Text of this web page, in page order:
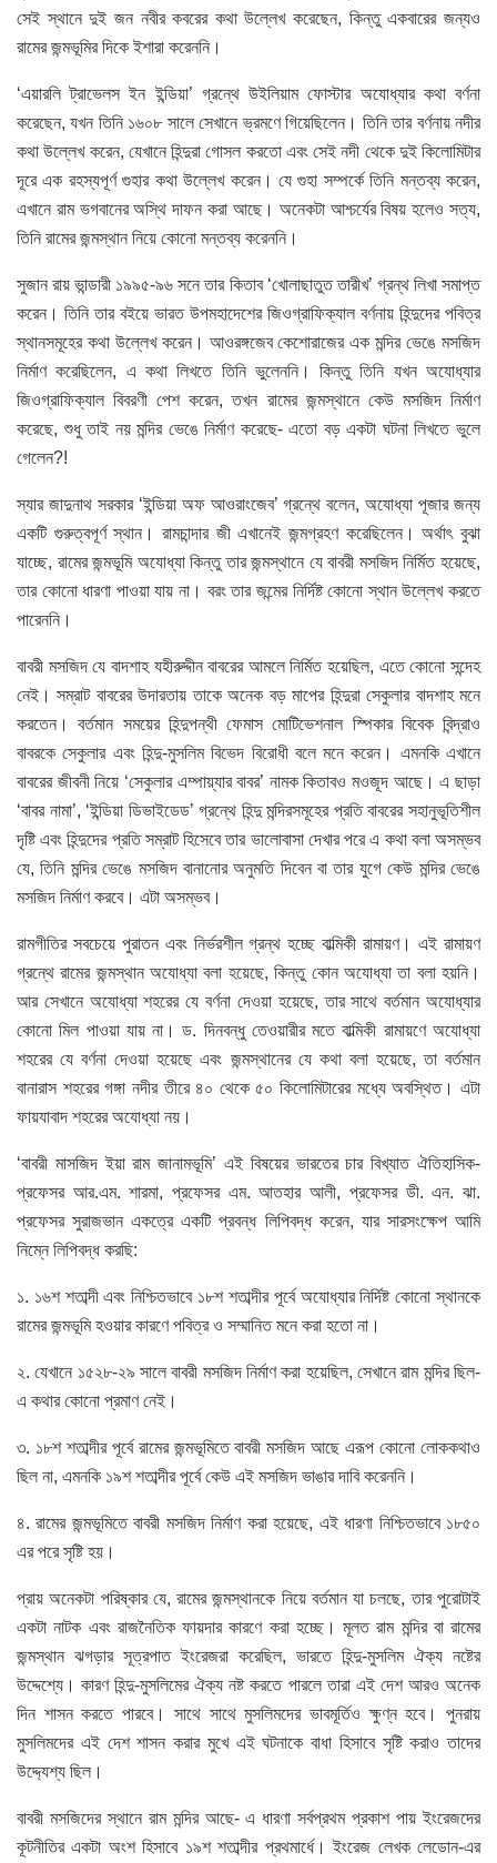
সেই স্থানে দুই জন নবীর কবরের কথা উল্লেখ করেছেন, কিন্তু একবারের জন্যও
রামের জন্মভূমির দিকে ইশারা করেননি।
‘এয়ারলি ট্রাভেলস ইন ইন্ডিয়া’ গ্রন্থে উইলিয়াম ফোস্টার অযোধ্যার কথা বর্ণনা
করেছেন, যখন তিনি ১৬০৮ সালে সেখানে ভ্রমণে গিয়েছিলেন। তিনি তার বর্ণনায় নদীর
কথা উল্লেখ করেন, যেখানে হিন্দুরা গোসল করতো এবং সেই নদী থেকে দুই কিলোমিটার
দূরে এক রহস্যপূর্ণ গুহার কথা উল্লেখ করেন। যে গুহা সম্পর্কে তিনি মন্তব্য করেন,
এখানে রাম ভগবানের অস্থি দাফন করা আছে। অনেকটা আশ্চর্যের বিষয় হলেও সত্য,
তিনি রামের জন্মস্থান নিয়ে কোনো মন্তব্য করেননি।
সুজান রায় ভান্ডারী ১৯৯৫-৯৬ সনে তার কিতাব ‘খোলাছাতুত তারীখ’ গ্রন্থ লিখা সমাপ্ত
করেন। তিনি তার বইয়ে ভারত উপমহাদেশের জিওগ্রাফিক্যাল বর্ণনায় হিন্দুদের পবিত্র
স্থানসমূহের কথা উল্লেখ করেন। আওরঙ্গজেব কেশোরাজের এক মন্দির ভেঙে মসজিদ
নির্মাণ করেছিলেন, এ কথা লিখতে তিনি ভুলেননি। কিন্তু তিনি যখন অযোধ্যার
জিওগ্রাফিক্যাল বিবরণী পেশ করেন, তখন রামের জন্মস্থানে কেউ মসজিদ নির্মাণ
করেছে, শুধু তাই নয় মন্দির ভেঙে নির্মাণ করেছে- এতো বড় একটা ঘটনা লিখতে ভুলে
গেলেন?!
স্যার জাদুনাথ সরকার ‘ইন্ডিয়া অফ আওরাংজেব’ গ্রন্থে বলেন, অযোধ্যা পূজার জন্য
একটি গুরুত্বপূর্ণ স্থান। রামচান্দার জী এখানেই জন্মগ্রহণ করেছিলেন। অর্থাৎ বুঝা
যাচ্ছে, রামের জন্মভূমি অযোধ্যা কিন্তু তার জন্মস্থানে যে বাবরী মসজিদ নির্মিত হয়েছে,
তার কোনো ধারণা পাওয়া যায় না। বরং তার জন্মের নির্দিষ্ট কোনো স্থান উল্লেখ করতে
পারেননি।
বাবরী মসজিদ যে বাদশাহ যহীরুদ্দীন বাবরের আমলে নির্মিত হয়েছিল, এতে কোনো সন্দেহ
নেই। সম্রাট বাবরের উদারতায় তাকে অনেক বড় মাপের হিন্দুরা সেকুলার বাদশাহ মনে
করতেন। বর্তমান সময়ের হিন্দুপন্থী ফেমাস মোটিভেশনাল স্পিকার বিবেক বিন্দ্রাও
বাবরকে সেকুলার এবং হিন্দু-মুসলিম বিভেদ বিরোধী বলে মনে করেন। এমনকি এখানে
বাবরের জীবনী নিয়ে ‘সেকুলার এম্পায়্যার বাবর’ নামক কিতাবও মওজূদ আছে। এ ছাড়া
‘বাবর নামা’, ‘ইন্ডিয়া ডিভাইডেড’ গ্রন্থে হিন্দু মন্দিরসমূহের প্রতি বাবরের সহানুভূতিশীল
দৃষ্টি এবং হিন্দুদের প্রতি সম্রাট হিসেবে তার ভালোবাসা দেখার পরে এ কথা বলা অসম্ভব
যে, তিনি মন্দির ভেঙে মসজিদ বানানোর অনুমতি দিবেন বা তার যুগে কেউ মন্দির ভেঙে
মসজিদ নির্মাণ করবে। এটা অসম্ভব।
রামগীতির সবচেয়ে পুরাতন এবং নির্ভরশীল গ্রন্থ হচ্ছে বাল্মিকী রামায়ণ। এই রামায়ণ
গ্রন্থে রামের জন্মস্থান অযোধ্যা বলা হয়েছে, কিন্তু কোন অযোধ্যা তা বলা হয়নি।
আর সেখানে অযোধ্যা শহরের যে বর্ণনা দেওয়া হয়েছে, তার সাথে বর্তমান অযোধ্যার
কোনো মিল পাওয়া যায় না। ড. দিনবন্ধু তেওয়ারীর মতে বাল্মিকী রামায়ণে অযোধ্যা
শহরের যে বর্ণনা দেওয়া হয়েছে এবং জন্মস্থানের যে কথা বলা হয়েছে, তা বর্তমান
বানারাস শহরের গঙ্গা নদীর তীরে ৪০ থেকে ৫০ কিলোমিটারের মধ্যে অবস্থিত। এটা
ফায়যাবাদ শহরের অযোধ্যা নয়।
‘বাবরী মাসজিদ ইয়া রাম জানামভূমি’ এই বিষয়ের ভারতের চার বিখ্যাত ঐতিহাসিক-
প্রফেসর আর.এম. শারমা, প্রফেসর এম. আতহার আলী, প্রফেসর ডী. এন. ঝা.
প্রফেসর সুরাজভান একত্রে একটি প্রবন্ধ লিপিবদ্ধ করেন, যার সারসংক্ষেপ আমি
নিম্নে লিপিবদ্ধ করছি:
১. ১৬শ শতাব্দী এবং নিশ্চিতভাবে ১৮শ শতাব্দীর পূর্বে অযোধ্যার নির্দিষ্ট কোনো স্থানকে
রামের জন্মভূমি হওয়ার কারণে পবিত্র ও সম্মানিত মনে করা হতো না।
২. যেখানে ১৫২৮-২৯ সালে বাবরী মসজিদ নির্মাণ করা হয়েছিল, সেখানে রাম মন্দির ছিল-
এ কথার কোনো প্রমাণ নেই।
৩. ১৮শ শতাব্দীর পূর্বে রামের জন্মভূমিতে বাবরী মসজিদ আছে এরূপ কোনো লোককথাও
ছিল না, এমনকি ১৯শ শতাব্দীর পূর্বে কেউ এই মসজিদ ভাঙার দাবি করেননি।
৪. রামের জন্মভূমিতে বাবরী মসজিদ নির্মাণ করা হয়েছে, এই ধারণা নিশ্চিতভাবে ১৮৫০
এর পরে সৃষ্টি হয়।
প্রায় অনেকটা পরিষ্কার যে, রামের জন্মস্থানকে নিয়ে বর্তমান যা চলছে, তার পুরোটাই
একটা নাটক এবং রাজনৈতিক ফায়দার কারণে করা হচ্ছে। মূলত রাম মন্দির বা রামের
জন্মস্থান ঝগড়ার সূত্রপাত ইংরেজরা করেছিল, ভারতে হিন্দু-মুসলিম ঐক্য নষ্টের
উদ্দেশ্যে। কারণ হিন্দু-মুসলিমের ঐক্য নষ্ট করতে পারলে তারা এই দেশ আরও অনেক
দিন শাসন করতে পারবে। সাথে সাথে মুসলিমদের ভাবমূর্তিও ক্ষুণ্ন হবে। পুনরায়
মুসলিমদের এই দেশ শাসন করার মুখে এই ঘটনাকে বাধা হিসাবে সৃষ্টি করাও তাদের
উদ্দ্যেশ্য ছিল।
বাবরী মসজিদের স্থানে রাম মন্দির আছে- এ ধারণা সর্বপ্রথম প্রকাশ পায় ইংরেজদের
কূটনীতির একটা অংশ হিসাবে ১৯শ শতাব্দীর প্রথমার্ধে। ইংরেজ লেখক লেডোন-এর